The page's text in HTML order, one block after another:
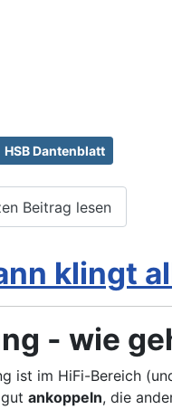
HSB Dantenblatt
Beitrag lesen
klingt
- wie
ist im HiFi-Bereich
ankoppeln, die